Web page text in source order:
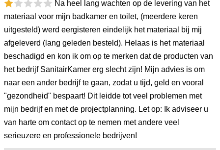
Na heel lang wachten op de levering van het
materiaal voor mijn badkamer en toilet, (meerdere keren
uitgesteld) werd eergisteren eindelijk het materiaal bij mij
afgeleverd (lang geleden besteld). Helaas is het materiaal
beschadigd en kon ik om op te merken dat de producten van
het bedrijf SanitairKamer erg slecht zijn! Mijn advies is om
naar een ander bedrijf te gaan, zodat u tijd, geld en vooral
"gezondheid" bespaart! Dit leidde tot veel problemen met
mijn bedrijf en met de projectplanning. Let op: Ik adviseer u
van harte om contact op te nemen met andere veel
serieuzere en professionele bedrijven!